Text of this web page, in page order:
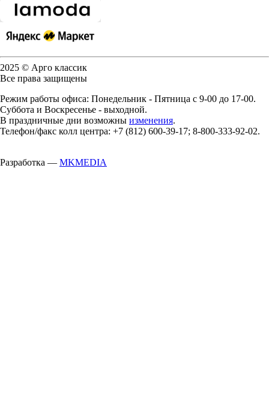
2025 © Арго классик
Все права защищены
Режим работы офиса: Понедельник - Пятница с 9-00 до 17-00.
Суббота и Воскресенье - выходной.
В праздничные дни возможны изменения.
Телефон/факс колл центра: +7 (812) 600-39-17; 8-800-333-92-02.
Разработка — MKMEDIA